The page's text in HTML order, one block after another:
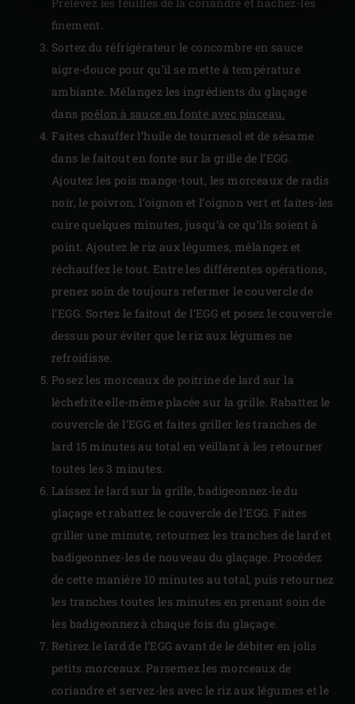
finement.
Sortez du réfrigérateur le concombre en sauce
aigre-douce pour qu’il se mette à température
ambiante. Mélangez les ingrédients du glaçage
dans poêlon à sauce en fonte avec pinceau.
Faites chauffer l’huile de tournesol et de sésame
dans le faitout en fonte sur la grille de l’EGG.
Ajoutez les pois mange-tout, les morceaux de radis
noir, le poivron, l’oignon et l’oignon vert et faites-les
cuire quelques minutes, jusqu’à ce qu’ils soient à
point. Ajoutez le riz aux légumes, mélangez et
réchauffez le tout. Entre les différentes opérations,
prenez soin de toujours refermer le couvercle de
l’EGG. Sortez le faitout de l’EGG et posez le couvercle
dessus pour éviter que le riz aux légumes ne
refroidisse.
Posez les morceaux de poitrine de lard sur la
lèchefrite elle-même placée sur la grille. Rabattez le
couvercle de l’EGG et faites griller les tranches de
lard 15 minutes au total en veillant à les retourner
toutes les 3 minutes.
Laissez le lard sur la grille, badigeonnez-le du
glaçage et rabattez le couvercle de l’EGG. Faites
griller une minute, retournez les tranches de lard et
badigeonnez-les de nouveau du glaçage. Procédez
de cette manière 10 minutes au total, puis retournez
les tranches toutes les minutes en prenant soin de
les badigeonnez à chaque fois du glaçage.
Retirez le lard de l’EGG avant de le débiter en jolis
petits morceaux. Parsemez les morceaux de
coriandre et servez-les avec le riz aux légumes et le